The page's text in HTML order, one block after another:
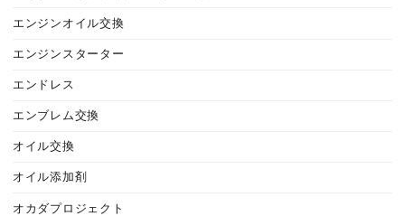
エンジンオイル交換
エンジンスターター
エンドレス
エンブレム交換
オイル交換
オイル添加剤
オカダプロジェクト